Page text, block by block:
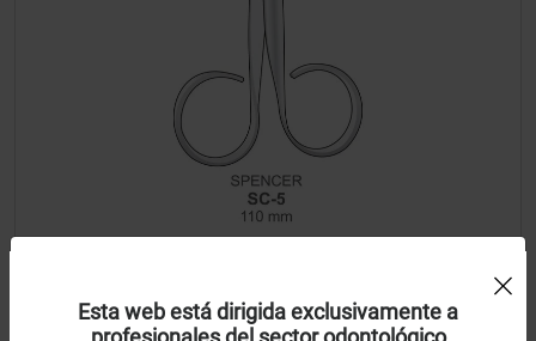
Tijera Spencer lateral 11 cm
Esta web está dirigida exclusivamente a